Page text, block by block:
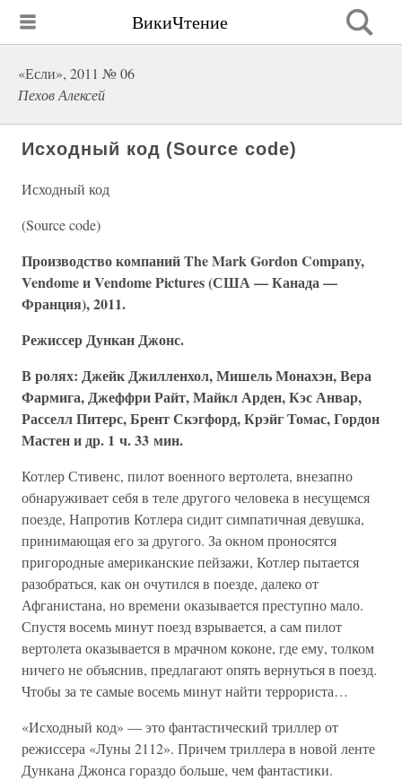
ВикиЧтение
«Если», 2011 № 06
Пехов Алексей
Исходный код (Source code)
Исходный код
(Source code)
Производство компаний The Mark Gordon Company,
Vendome и Vendome Pictures (США — Канада —
Франция), 2011.
Режиссер Дункан Джонс.
В ролях: Джейк Джилленхол, Мишель Монахэн, Вера
Фармига, Джеффри Райт, Майкл Арден, Кэс Анвар,
Расселл Питерс, Брент Скэгфорд, Крэйг Томас, Гордон
Мастен и др. 1 ч. 33 мин.
Котлер Стивенс, пилот военного вертолета, внезапно
обнаруживает себя в теле другого человека в несущемся
поезде, Напротив Котлера сидит симпатичная девушка,
принимающая его за другого. За окном проносятся
пригородные американские пейзажи, Котлер пытается
разобраться, как он очутился в поезде, далеко от
Афганистана, но времени оказывается преступно мало.
Спустя восемь минут поезд взрывается, а сам пилот
вертолета оказывается в мрачном коконе, где ему, толком
ничего не объяснив, предлагают опять вернуться в поезд.
Чтобы за те самые восемь минут найти террориста…
«Исходный код» — это фантастический триллер от
режиссера «Луны 2112». Причем триллера в новой ленте
Дункана Джонса гораздо больше, чем фантастики.